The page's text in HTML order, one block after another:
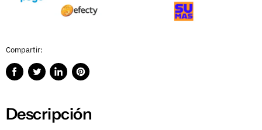
Compartir:
CompartirPublicarCompartirGuardar
Descripción